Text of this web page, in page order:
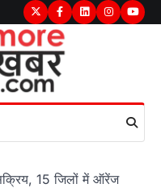
TwitterFacebook
LinkedInInstagram
15 जिलों में ऑरेंज